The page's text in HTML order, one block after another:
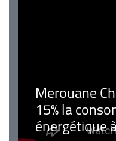
Merouane
15% la
énergétique